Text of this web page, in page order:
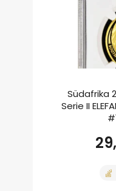
Südafrika
Serie II